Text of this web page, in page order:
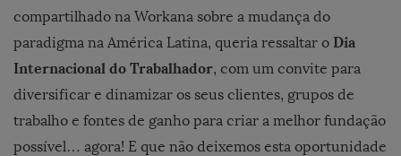
compartilhado na Workana sobre a mudança do
paradigma na América Latina, queria ressaltar o Dia
Internacional do Trabalhador, com um convite para
diversificar e dinamizar os seus clientes, grupos de
trabalho e fontes de ganho para criar a melhor fundação
possível… agora! E que não deixemos esta oportunidade